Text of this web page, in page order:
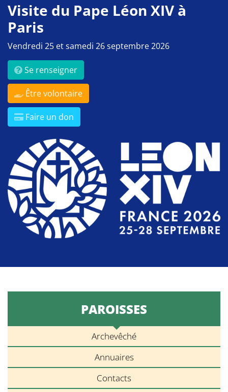
Visite du Pape Léon XIV à
Paris
Vendredi 25 et samedi 26 septembre 2026
Se renseigner
Être volontaire
Faire un don
PAROISSES
Archevêché
Annuaires
Contacts